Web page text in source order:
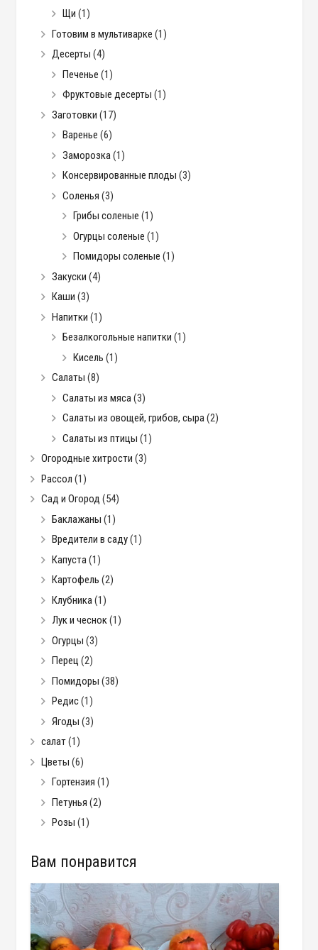
Щи (1)
Готовим в мультиварке (1)
Десерты (4)
Печенье (1)
Фруктовые десерты (1)
Заготовки (17)
Варенье (6)
Заморозка(1)
Консервированные плоды (3)
Соленья (3)
Грибы соленые (1)
Огурцы соленые (1)
Помидоры соленые (1)
Закуски (4)
Каши (3)
Напитки (1)
Безалкогольные напитки (1)
Кисель (1)
Салаты (8)
Салаты из мяса(3)
Салаты из овощей, грибов, сыра(2)
Салаты из птицы (1)
Огородные хитрости (3)
Рассол (1)
Сад и Огород (54)
Баклажаны (1)
Вредители в саду(1)
Капуста(1)
Картофель (2)
Клубника(1)
Лук и чеснок(1)
Огурцы (3)
Перец (2)
Помидоры (38)
Редис(1)
Ягоды (3)
салат(1)
Цветы (6)
Гортензия (1)
Петунья (2)
Розы (1)
Вам понравится